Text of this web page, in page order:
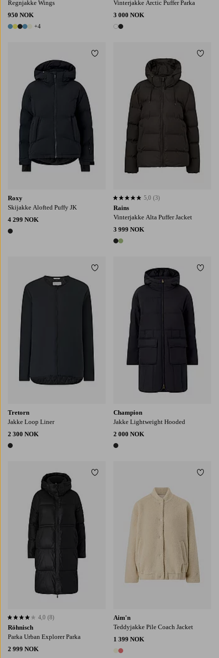
Regnjakke Wings
950 NOK
9 farger
+4
Vinterjakke Arctic Puffer Parka
3 000 NOK
2 farger
Roxy
Skijakke Alofted Puffy JK
4 299 NOK
1 farge
Legg til favoritter
Rains
Vinterjakke Alta Puffer Jacket
3 999 NOK
2 farger
5,0 basert på 3 karaktergivninger
5,0 (3)
Tretorn
Jakke Loop Liner
2 300 NOK
1 farge
Legg til favoritter
XL
Champion
Jakke Lightweight Hooded
2 000 NOK
1 farge
Röhnisch
Parka Urban Explorer Parka
2 999 NOK
4,0 basert på 8 karaktergivninger
4,0 (8)
Legg til favoritter
Aim'n
Teddyjakke Pile Coach Jacket
1 399 NOK
2 farger